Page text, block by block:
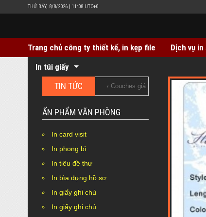
THỨ BẢY, 8/8/2026 | 11:08 UTC+0
Trang chủ công ty thiết kế, in kẹp file Dịch vụ in
In túi giấy
TIN TỨC
in nhãn mác quần áo giấy Couches giá rẻ In hộp
ẤN PHẨM VĂN PHÒNG
In card visit
In phong bì
In tiêu đề thư
In bìa đựng hồ sơ
In giấy ghi chú
In giấy ghi chú